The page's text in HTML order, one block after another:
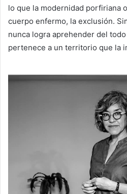
lo que la modernidad porfiriana
cuerpo enfermo, la exclusión.
nunca logra aprehender del
pertenece a un territorio que la